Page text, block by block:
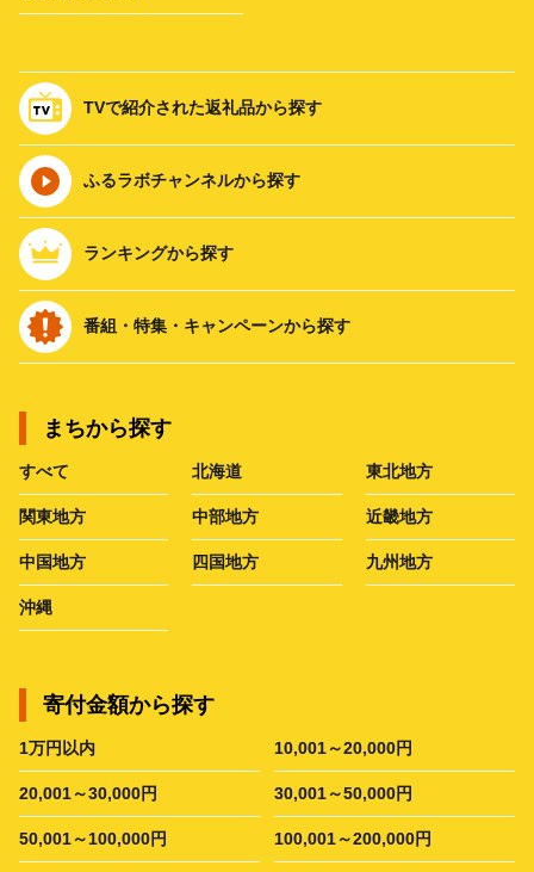
TVで紹介された返礼品から探す
ふるラボチャンネルから探す
ランキングから探す
番組・特集・キャンペーンから探す
まちから探す
すべて 北海道 東北地方
関東地方 中部地方 近畿地方
中国地方 四国地方 九州地方
沖縄
寄付金額から探す
1万円以内 10,001～20,000円
20,001～30,000円 30,001～50,000円
50,001～100,000円 100,001～200,000円